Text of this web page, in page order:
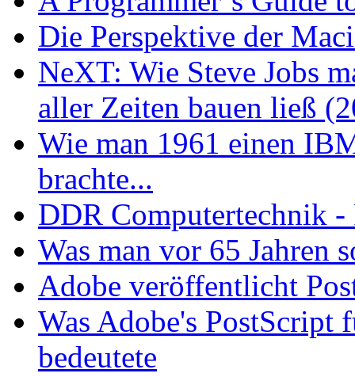
Die Perspektive der
NeXT: Wie Steve Jobs
aller Zeiten bauen ließ
Wie man 1961 einen
brachte...
DDR Computertechnik
Was man vor 65 Jahren
Adobe veröffentlicht
Was Adobe's PostScript
bedeutete